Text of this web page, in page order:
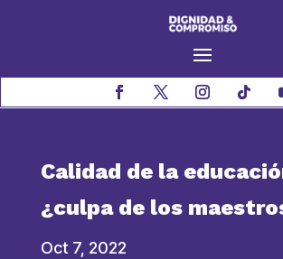
Calidad de la
¿culpa de los
Oct 7, 2022